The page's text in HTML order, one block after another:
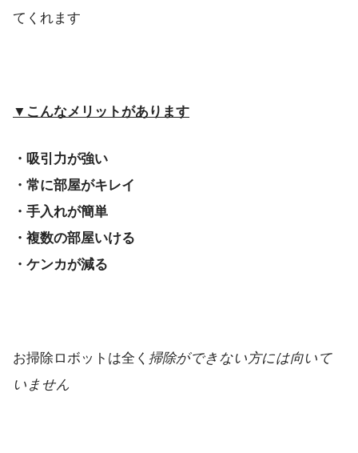
てくれます
▼こんなメリットがあります
・吸引力が強い
・常に部屋がキレイ
・手入れが簡単
・複数の部屋いける
・ケンカが減る
お掃除ロボットは全く 掃除ができない方には向いて
いません